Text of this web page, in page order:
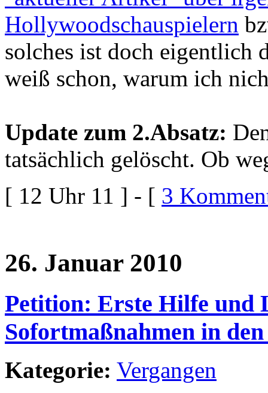
Hollywoodschauspielern
solches ist doch eigentlich
weiß schon, warum ich
Update zum 2.Absatz:
tatsächlich gelöscht. Ob
[ 12 Uhr 11 ] - [ 3
26. Januar 2010
Petition: Erste Hilfe und
Sofortmaßnahmen in
Kategorie: Vergangen